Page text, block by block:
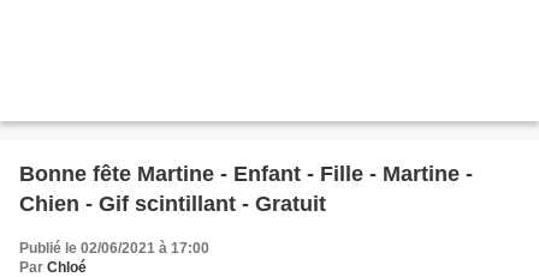
Bonne fête Martine - Enfant - Fille - Martine -
Chien - Gif scintillant - Gratuit
Publié le 02/06/2021 à 17:00
Par Chloé